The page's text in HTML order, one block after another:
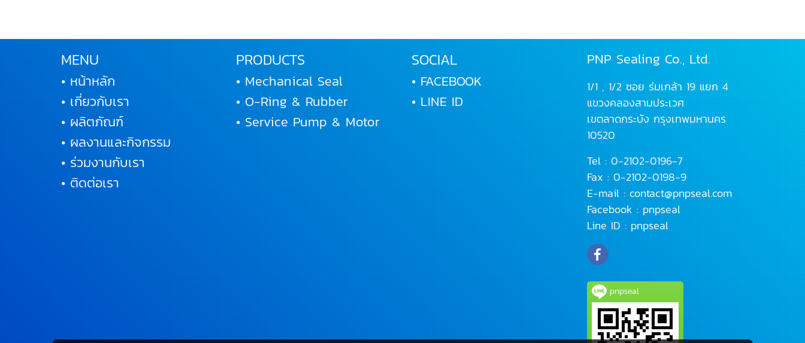
MENU
• หน้าหลัก
• เกี่ยวกับเรา
• ผลิตภัณฑ์
• ผลงานและกิจกรรม
• ร่วมงานกับเรา
• ติดต่อเรา
PRODUCTS
• Mechanical Seal
• O-Ring & Rubber
• Service Pump & Motor
SOCIAL
• FACEBOOK
• LINE ID
PNP Sealing Co., Ltd.
1/1 , 1/2 ซอย ร่มเกล้า 19 แยก 4
แขวงคลองสามประเวศ
เขตลาดกระบัง กรุงเทพมหานคร
10520
Tel : 0-2102-0196-7
Fax : 0-2102-0198-9
E-mail : contact@pnpseal.com
Facebook : pnpseal
Line ID : pnpseal
pnpseal